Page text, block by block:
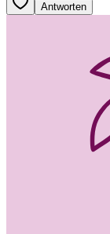
Antworten